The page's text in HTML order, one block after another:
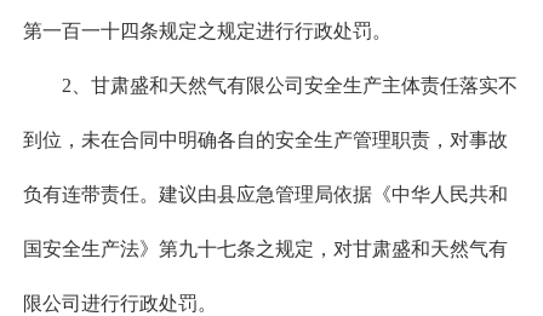
第一百一十四条规定之规定进行行政处罚。
2、甘肃盛和天然气有限公司安全生产主体责任落实不
到位，未在合同中明确各自的安全生产管理职责，对事故
负有连带责任。建议由县应急管理局依据《中华人民共和
国安全生产法》第九十七条之规定，对甘肃盛和天然气有
限公司进行行政处罚。